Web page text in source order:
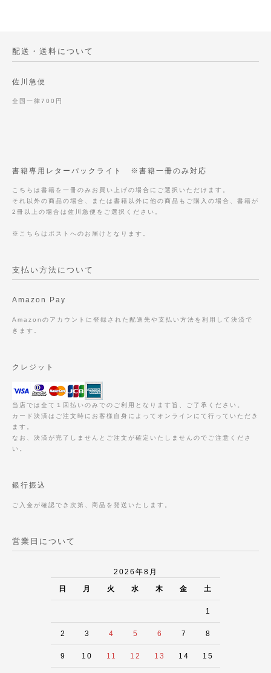
配送・送料について
佐川急便
全国一律700円
書籍専用レターパックライト ※書籍一冊のみ対応
こちらは書籍を一冊のみお買い上げの場合にご選択いただけます。
それ以外の商品の場合、または書籍以外に他の商品もご購入の場合、書籍が
2冊以上の場合は佐川急便をご選択ください。
※こちらはポストへのお届けとなります。
支払い方法について
Amazon Pay
Amazonのアカウントに登録された配送先や支払い方法を利用して決済で
きます。
クレジット
当店では全て１回払いのみでのご利用となります旨、ご了承ください。
カード決済はご注文時にお客様自身によってオンラインにて行っていただき
ます。
なお、決済が完了しませんとご注文が確定いたしませんのでご注意くださ
い。
銀行振込
ご入金が確認でき次第、商品を発送いたします。
営業日について
2026年8月
日 月 火 水 木 金 土
1
2 3 4 5 6 7 8
9 10 11 12 13 14 15